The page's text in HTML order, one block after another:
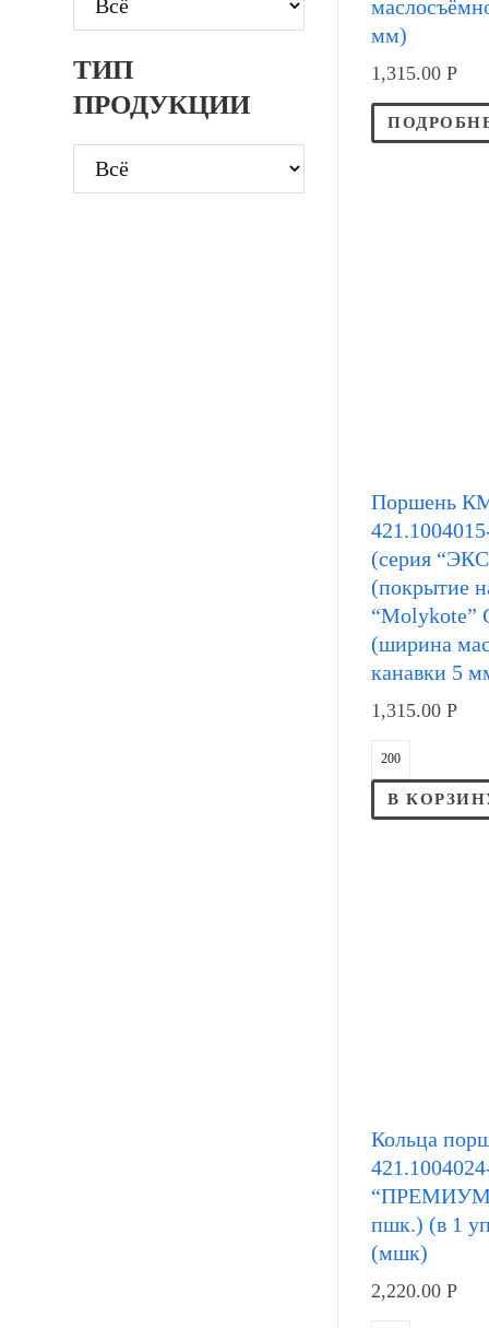
ТИП
ПРОДУКЦИИ
мм)
1,315.00Р
Поршень
(серия
(покрытие
(ширина
канавки 5
1,315.00Р
В
Кольца
пшк.) (в 1
(мшк)
2,220.00Р